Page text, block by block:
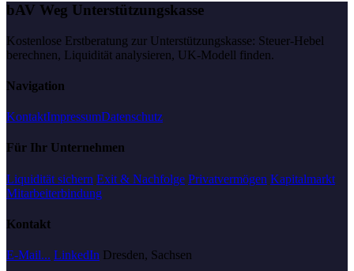
bAV Weg Unterstützungskasse
Kostenlose Erstberatung zur Unterstützungskasse: Steuer-Hebel
berechnen, Liquidität analysieren, UK-Modell finden.
Navigation
KontaktImpressumDatenschutz
Für Ihr Unternehmen
Liquidität sichern Exit & Nachfolge Privatvermögen Kapitalmarkt
Mitarbeiterbindung
Kontakt
E-Mail... LinkedIn Dresden, Sachsen